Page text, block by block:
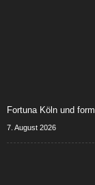
Fortuna Köln und
7. August 2026